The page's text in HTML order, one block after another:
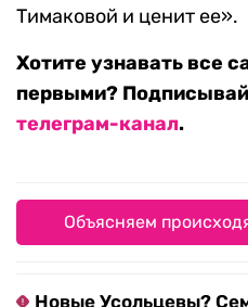
Тимаковой и ценит ее».
Хотите узнавать все
первыми?
телеграм-канал.
Объясняем
Новые Усольцевы?